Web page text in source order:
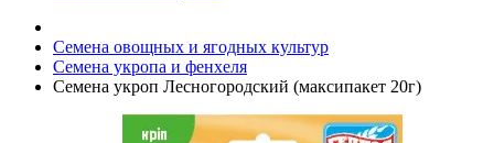
Семена овощных и ягодных культур
Семена укропа и фенхеля
Семена укроп Лесногородский (максипакет 20г)